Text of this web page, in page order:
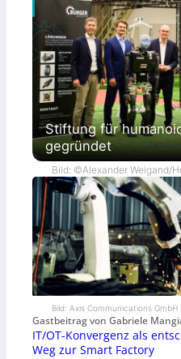
Stiftung für
gegründet
Bild: ©Alexander Weigand/
Bild: Axis Communications GmbH
Gastbeitrag von Gabriele
IT/OT-Konvergenz als
Weg zur Smart Factory